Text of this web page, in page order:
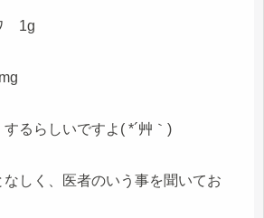
1g
るらしいですよ( *´艸｀)
なしく、医者のいう事を聞いてお